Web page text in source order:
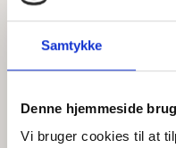
Samtykke
Denne hjemmeside
Vi bruger cookies til at
Efternavn